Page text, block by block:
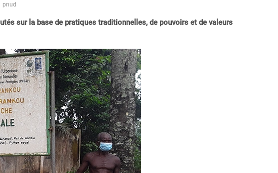
pnud
sur la base de pratiques traditionnelles, de pouvoirs et de valeurs